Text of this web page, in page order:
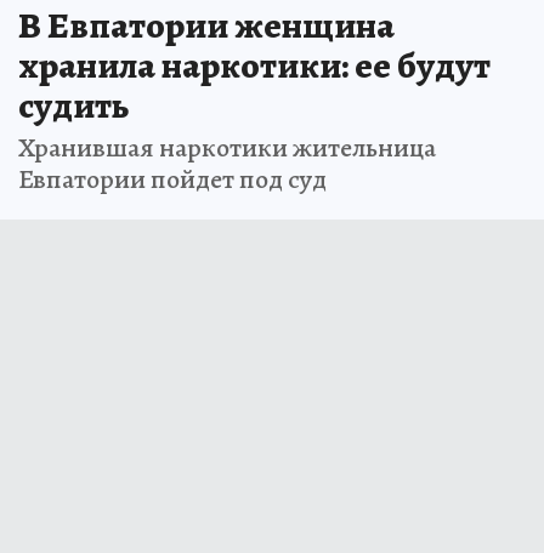
В Евпатории женщина
хранила наркотики: ее будут
судить
Хранившая наркотики жительница
Евпатории пойдет под суд